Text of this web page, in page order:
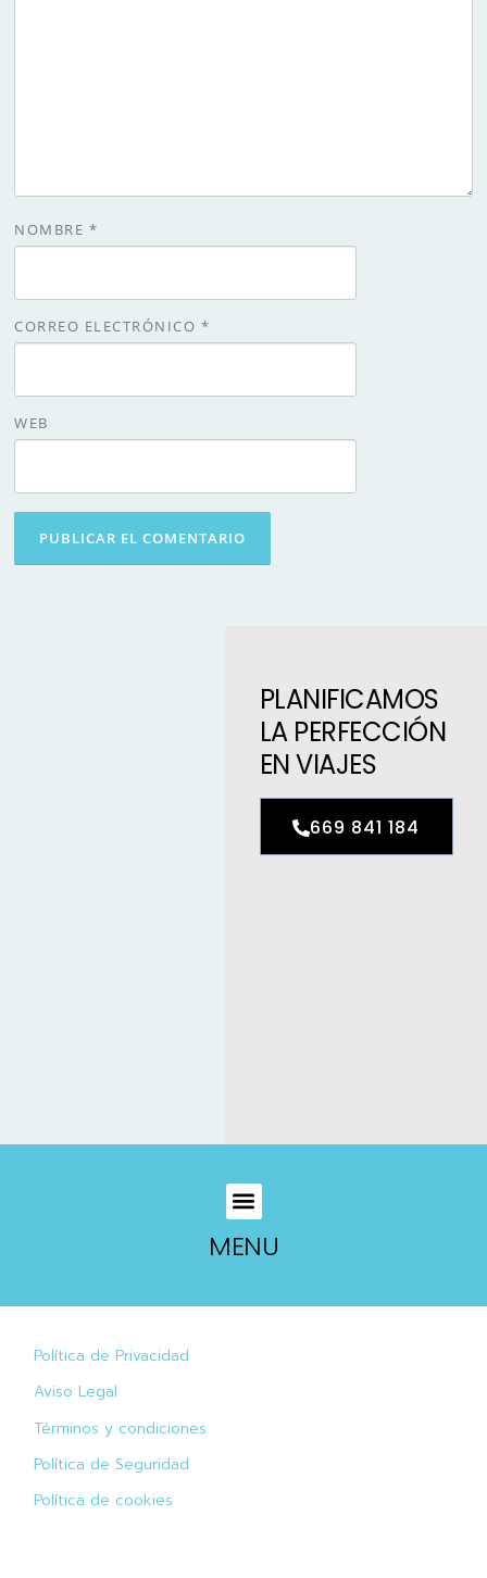
NOMBRE *
CORREO ELECTRÓNICO *
WEB
PLANIFICAMOS
LA PERFECCIÓN
EN VIAJES
669 841 184
MENU
Política de Privacidad
Aviso Legal
Términos y condiciones
Política de Seguridad
Política de cookies